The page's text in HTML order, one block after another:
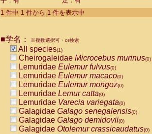
Cebidae Aotus trivirgatus
Cebidae Cebus albifrons
CebidaeCebus nigrivittatus
CebidaeCebus
CebidaeSaimiri boliviensis(0)
CebidaeSaimiri sciureus(0)
AtelidaeAlouatta caraya(0)
AtelidaeAlouatta fusca(0)
AtelidaeAlouatta seniculus
AtelidaeAlouattaspp.(0)
AtelidaeAteles belzebuth(0)
AtelidaeAteles geoffroyi(0)
AtelidaeAteles paniscus(0)
1 件中 1 件から 1 件を表示中
■学名： ※複数選択可・or検索
All species(1)
Cheirogaleidae Microcebus murinus(0)
Lemuridae Eulemur fulvus(0)
Lemuridae Eulemur macaco(0)
Lemuridae Eulemur mongoz(0)
Lemuridae Lemur catta(0)
Lemuridae Varecia variegata(0)
Galagidae Galago senegalensis(0)
Galagidae Galago demidovii(0)
Galagidae Otolemur crassicaudatus(0)